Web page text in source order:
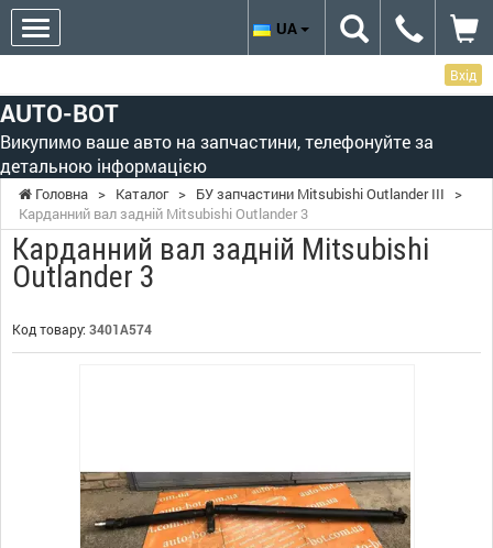
Вхід
AUTO-BOT
Викупимо ваше авто на запчастини, телефонуйте за
детальною інформацією
UA
Головна > Каталог > БУ запчастини Mitsubishi Outlander III
>
Карданний вал задній Mitsubishi Outlander 3
Карданний вал задній Mitsubishi
Outlander 3
Код товару: 3401A574